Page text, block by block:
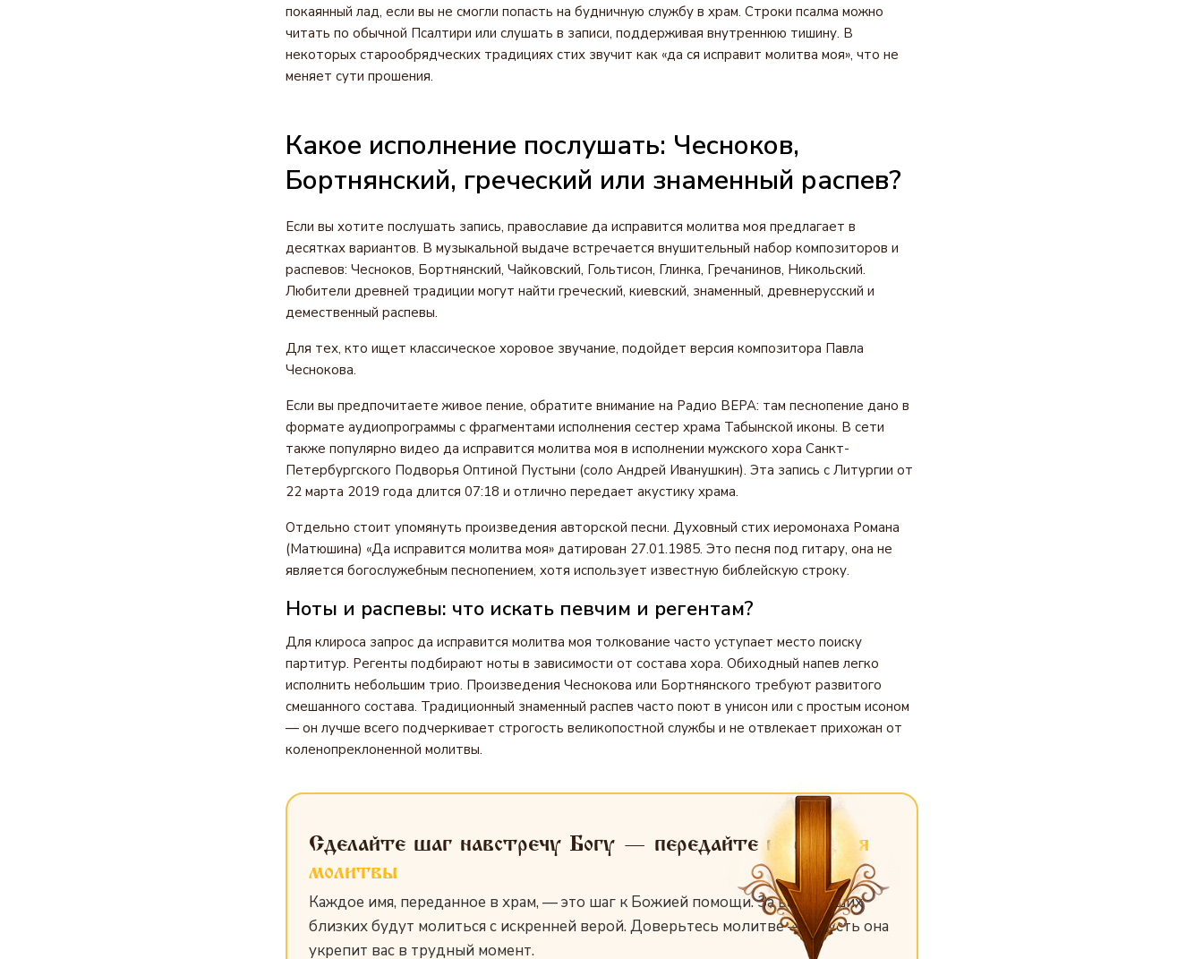
покаянный лад, если вы не смогли попасть на будничную службу в храм. Строки псалма можно
читать по обычной Псалтири или слушать в записи, поддерживая внутреннюю тишину. В
некоторых старообрядческих традициях стих звучит как «да ся исправит молитва моя», что не
меняет сути прошения.
Какое исполнение послушать: Чесноков,
Бортнянский, греческий или знаменный распев?
Если вы хотите послушать запись, православие да исправится молитва моя предлагает в
десятках вариантов. В музыкальной выдаче встречается внушительный набор композиторов и
распевов: Чесноков, Бортнянский, Чайковский, Гольтисон, Глинка, Гречанинов, Никольский.
Любители древней традиции могут найти греческий, киевский, знаменный, древнерусский и
демественный распевы.
Для тех, кто ищет классическое хоровое звучание, подойдет версия композитора Павла
Чеснокова.
Если вы предпочитаете живое пение, обратите внимание на Радио ВЕРА: там песнопение дано в
формате аудиопрограммы с фрагментами исполнения сестер храма Табынской иконы. В сети
также популярно видео да исправится молитва моя в исполнении мужского хора Санкт-
Петербургского Подворья Оптиной Пустыни (соло Андрей Иванушкин). Эта запись с Литургии от
22 марта 2019 года длится 07:18 и отлично передает акустику храма.
Отдельно стоит упомянуть произведения авторской песни. Духовный стих иеромонаха Романа
(Матюшина) «Да исправится молитва моя» датирован 27.01.1985. Это песня под гитару, она не
является богослужебным песнопением, хотя использует известную библейскую строку.
Ноты и распевы: что искать певчим и регентам?
Для клироса запрос да исправится молитва моя толкование часто уступает место поиску
партитур. Регенты подбирают ноты в зависимости от состава хора. Обиходный напев легко
исполнить небольшим трио. Произведения Чеснокова или Бортнянского требуют развитого
смешанного состава. Традиционный знаменный распев часто поют в унисон или с простым исоном
— он лучше всего подчеркивает строгость великопостной службы и не отвлекает прихожан от
коленопреклоненной молитвы.
Сделайте шаг навстречу Богу — передайте именадля
молитвы
Каждое имя, переданное в храм, — это шаг к Божией помощи. За вас и ваших
близких будут молиться с искренней верой. Доверьтесь молитве — и пусть она
укрепит вас в трудный момент.